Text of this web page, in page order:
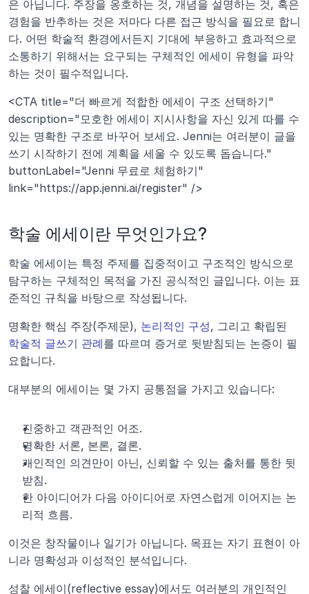
은 아닙니다. 주장을 옹호하는 것, 개념을 설명하는 것, 혹은
경험을 반추하는 것은 저마다 다른 접근 방식을 필요로 합니
다. 어떤 학술적 환경에서든지 기대에 부응하고 효과적으로
소통하기 위해서는 요구되는 구체적인 에세이 유형을 파악
하는 것이 필수적입니다.
<CTA title="더 빠르게 적합한 에세이 구조 선택하기"
description="모호한 에세이 지시사항을 자신 있게 따를 수
있는 명확한 구조로 바꾸어 보세요. Jenni는 여러분이 글을
쓰기 시작하기 전에 계획을 세울 수 있도록 돕습니다."
buttonLabel="Jenni 무료로 체험하기"
link="https://app.jenni.ai/register" />
학술 에세이란 무엇인가요?
학술 에세이는 특정 주제를 집중적이고 구조적인 방식으로
탐구하는 구체적인 목적을 가진 공식적인 글입니다. 이는 표
준적인 규칙을 바탕으로 작성됩니다.
명확한 핵심 주장(주제문), 논리적인 구성
학술적 글쓰기 관례를 따르며 증거로 뒷받침되는 논증이 필
요합니다.
대부분의 에세이는 몇 가지 공통점을 가지고 있습니다:
진중하고 객관적인 어조.
명확한 서론, 본론, 결론.
개인적인 의견만이 아닌, 신뢰할 수 있는 출처를 통한 뒷
받침.
한 아이디어가 다음 아이디어로 자연스럽게 이어지는 논
리적 흐름.
이것은 창작물이나 일기가 아닙니다. 목표는 자기 표현이 아
니라 명확성과 이성적인 분석입니다.
성찰 에세이(reflective essay)에서도 여러분의 개인적인